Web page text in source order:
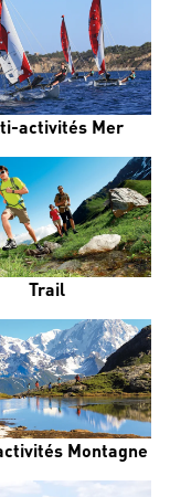
activités Mer
Trail
Montagne